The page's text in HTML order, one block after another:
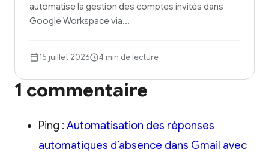
automatise la gestion des comptes invités dans
Google Workspace via…
15 juillet 2026 4 min de lecture
1 commentaire
Ping : Automatisation des réponses
automatiques d’absence dans Gmail avec